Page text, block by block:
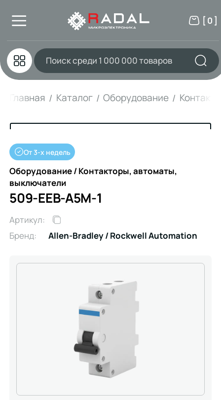
[ 0 ]
Главная Каталог Оборудование
От 3-х недель
Оборудование / Контакторы, автоматы,
выключатели
509-EEB-A5M-1
Артикул:
Бренд:
Allen-Bradley / Rockwell Automation